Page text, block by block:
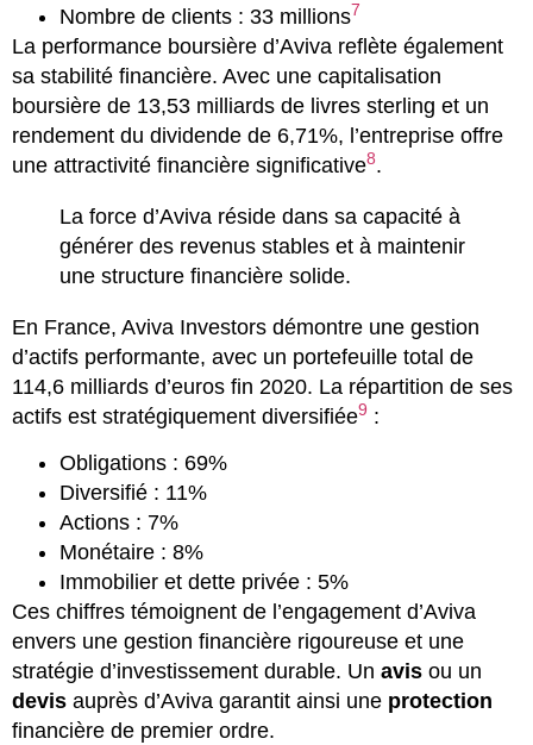
Nombre de clients : 33 millions7
La performance boursière d’Aviva reflète également
sa stabilité financière. Avec une capitalisation
boursière de 13,53 milliards de livres sterling et un
rendement du dividende de 6,71%, l’entreprise offre
une attractivité financière significative8.
La force d’Aviva réside dans sa capacité à
générer des revenus stables et à maintenir
une structure financière solide.
En France, Aviva Investors démontre une gestion
d’actifs performante, avec un portefeuille total de
114,6 milliards d’euros fin 2020. La répartition de ses
actifs est stratégiquement diversifiée9 :
Obligations : 69%
Diversifié : 11%
Actions : 7%
Monétaire : 8%
Immobilier et dette privée : 5%
Ces chiffres témoignent de l’engagement d’Aviva
envers une gestion financière rigoureuse et une
stratégie d’investissement durable. Un avis ou un
devis auprès d’Aviva garantit ainsi une protection
financière de premier ordre.